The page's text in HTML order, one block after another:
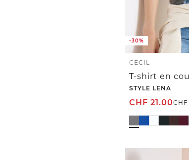
-30%
CECIL
T-shirt en
STYLE LENA
CHF 21.00CHF